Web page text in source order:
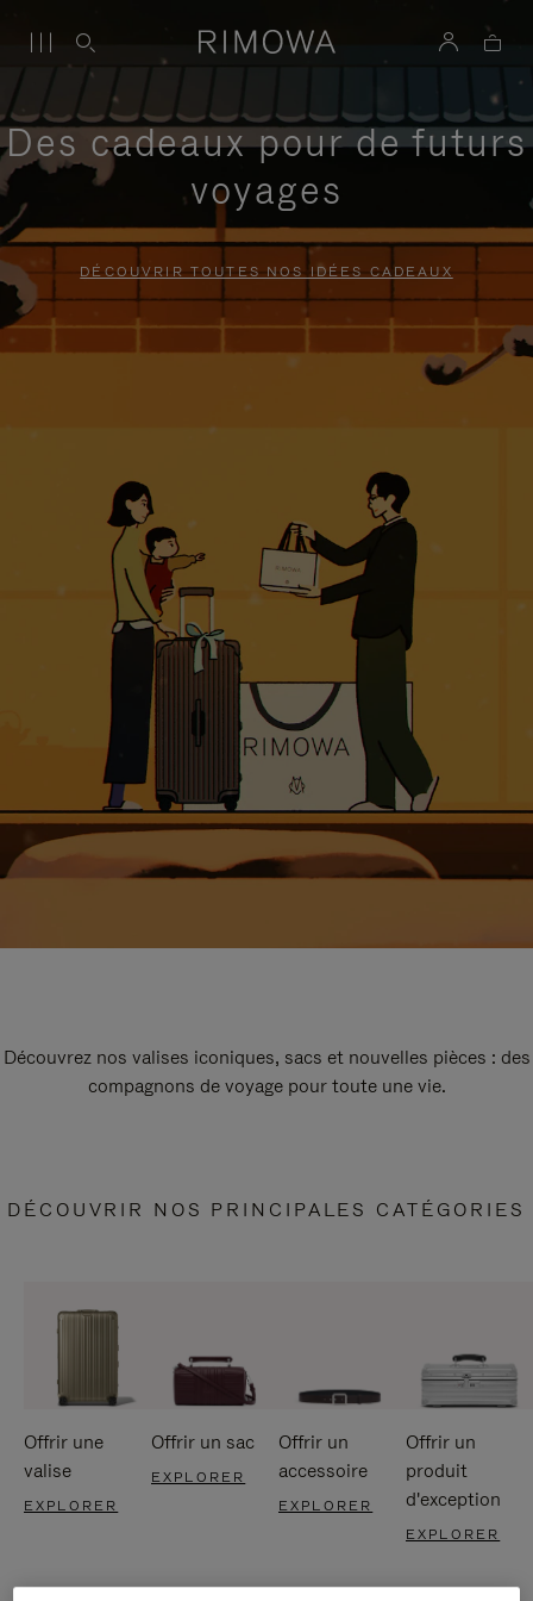
Des cadeaux pour de futurs
voyages
DÉCOUVRIR TOUTES NOS IDÉES CADEAUX
Découvrez nos valises iconiques, sacs et nouvelles pièces : des
compagnons de voyage pour toute une vie.
DÉCOUVRIR NOS PRINCIPALES CATÉGORIES
Offrir une
valise
EXPLORER
Offrir un sac
EXPLORER
Offrir un
accessoire
EXPLORER
Offrir un
produit
d'exception
EXPLORER